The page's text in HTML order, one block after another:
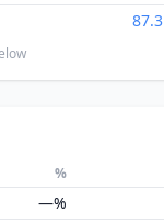
87.3
%
—%